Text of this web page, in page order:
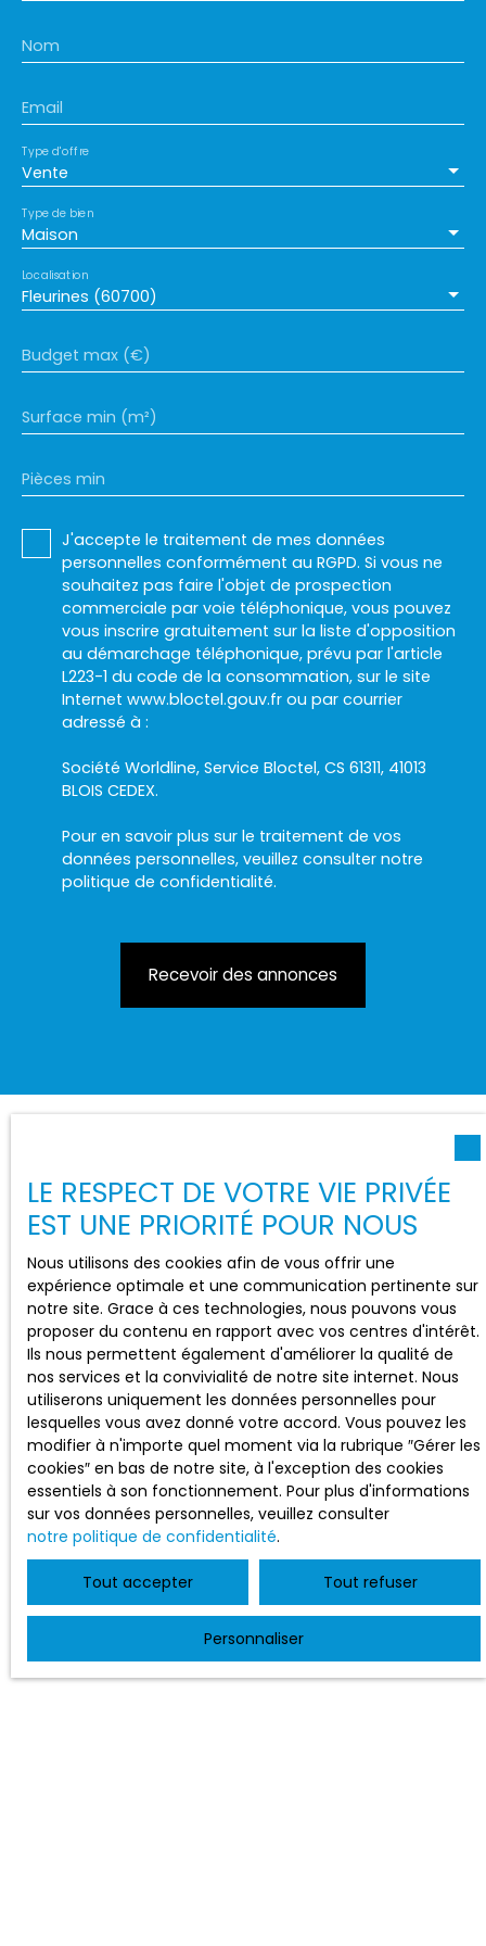
et accessibilité. Contactez-nous dès aujourd'hui
pour visiter cette perle rare ! CISA
Tél. : 03. 44. 54. 92. 93 Email :
intemporel.
Nom
Email
Vente
Type d'offre
Maison
Type de bien
Fleurines (60700)
Localisation
Budget max (€)
Surface min (m²)
Pièces min
J'accepte le traitement de mes données
personnelles conformément au RGPD. Si vous ne
souhaitez pas faire l'objet de prospection
commerciale par voie téléphonique, vous pouvez
vous inscrire gratuitement sur la liste d'opposition
au démarchage téléphonique, prévu par l'article
L223-1 du code de la consommation, sur le site
Internet www.bloctel.gouv.fr ou par courrier
adressé à :
Société Worldline, Service Bloctel, CS 61311, 41013
BLOIS CEDEX.
Pour en savoir plus sur le traitement de vos
données personnelles, veuillez consulter notre
politique de confidentialité.
Recevoir des annonces
LE RESPECT DE VOTRE VIE PRIVÉE
EST UNE PRIORITÉ POUR NOUS
Nous utilisons des cookies afin de vous offrir une
expérience optimale et une communication pertinente sur
notre site. Grace à ces technologies, nous pouvons vous
proposer du contenu en rapport avec vos centres d'intérêt.
Ils nous permettent également d'améliorer la qualité de
nos services et la convivialité de notre site internet. Nous
utiliserons uniquement les données personnelles pour
lesquelles vous avez donné votre accord. Vous pouvez les
modifier à n'importe quel moment via la rubrique ″Gérer les
cookies″ en bas de notre site, à l'exception des cookies
essentiels à son fonctionnement. Pour plus d'informations
sur vos données personnelles, veuillez consulter
notre politique de confidentialité.
Tout accepter Tout refuser
Personnaliser